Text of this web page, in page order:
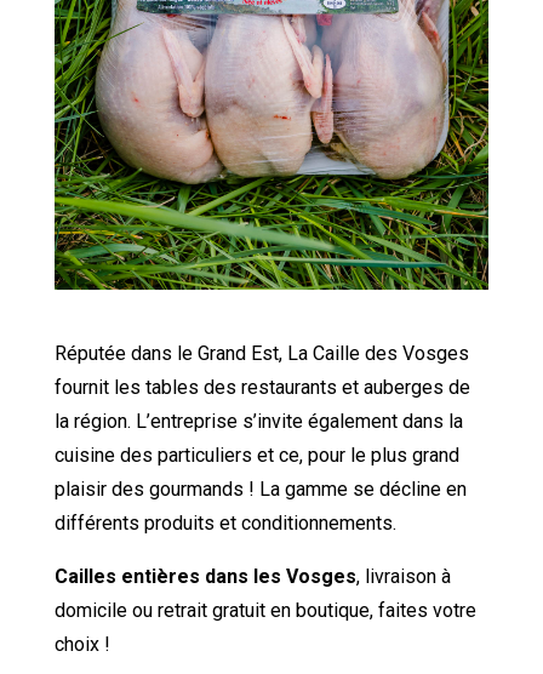
Réputée dans le Grand Est, La Caille des Vosges
fournit les tables des restaurants et auberges de
la région. L’entreprise s’invite également dans la
cuisine des particuliers et ce, pour le plus grand
plaisir des gourmands ! La gamme se décline en
différents produits et conditionnements.
Cailles entières dans les Vosges, livraison à
domicile ou retrait gratuit en boutique, faites votre
choix !